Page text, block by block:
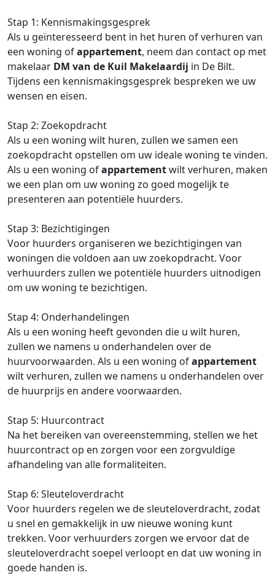
Stap 1: Kennismakingsgesprek
Als u geïnteresseerd bent in het huren of verhuren van
een woning ofappartement, neem dan contact op met
makelaar DM van de Kuil Makelaardij in De Bilt.
Tijdens een kennismakingsgesprek bespreken we uw
wensen en eisen.
Stap 2: Zoekopdracht
Als u een woning wilt huren, zullen we samen een
zoekopdracht opstellen om uw ideale woning te vinden.
Als u een woning ofappartementwilt verhuren, maken
we een plan om uw woning zo goed mogelijk te
presenteren aan potentiële huurders.
Stap 3: Bezichtigingen
Voor huurders organiseren we bezichtigingen van
woningen die voldoen aan uw zoekopdracht. Voor
verhuurders zullen we potentiële huurders uitnodigen
om uw woning te bezichtigen.
Stap 4: Onderhandelingen
Als u een woning heeft gevonden die u wilt huren,
zullen we namens u onderhandelen over de
huurvoorwaarden. Als u een woning ofappartement
wilt verhuren, zullen we namens u onderhandelen over
de huurprijs en andere voorwaarden.
Stap 5: Huurcontract
Na het bereiken van overeenstemming, stellen we het
huurcontract op en zorgen voor een zorgvuldige
afhandeling van alle formaliteiten.
Stap 6: Sleuteloverdracht
Voor huurders regelen we de sleuteloverdracht, zodat
u snel en gemakkelijk in uw nieuwe woning kunt
trekken. Voor verhuurders zorgen we ervoor dat de
sleuteloverdracht soepel verloopt en dat uw woning in
goede handen is.